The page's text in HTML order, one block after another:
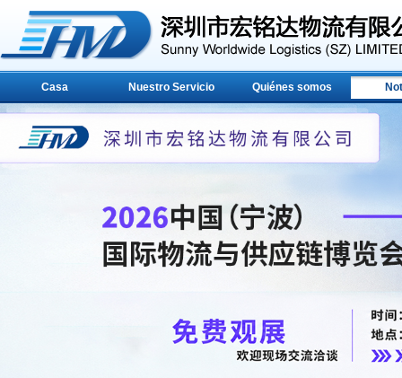
Casa Nuestro Servicio Quiénes somos